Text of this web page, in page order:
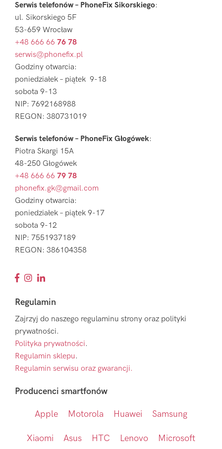
Serwis telefonów – PhoneFix Sikorskiego:
ul. Sikorskiego 5F
53-659 Wrocław
+48 666 66 76 78
serwis@phonefix.pl
Godziny otwarcia:
poniedziałek – piątek 9-18
sobota 9-13
NIP: 7692168988
REGON: 380731019
Serwis telefonów – PhoneFix Głogówek:
Piotra Skargi 15A
48-250 Głogówek
+48 666 66 79 78
phonefix.gk@gmail.com
Godziny otwarcia:
poniedziałek – piątek 9-17
sobota 9-12
NIP: 7551937189
REGON: 386104358
Regulamin
Zajrzyj do naszego regulaminu strony oraz polityki
prywatności.
Polityka prywatności.
Regulamin sklepu.
Regulamin serwisu oraz gwarancji.
Producenci smartfonów
Apple Motorola Huawei Samsung
Xiaomi Asus HTC Lenovo Microsoft